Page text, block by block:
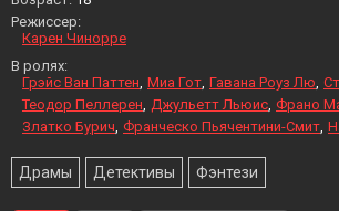
Режиссер:
Карен Чинорре
В ролях:
Грэйс Ван Паттен Миа Гот Гавана Роуз Лю
Теодор Пеллерен Джульетт Льюис Франо
Златко Бурич Франческо Пьячентини-Смит
Драмы Детективы Фэнтези